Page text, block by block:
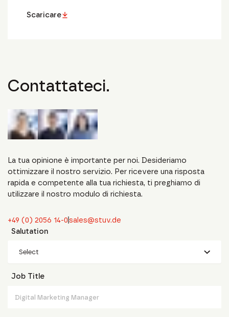
Scaricare
Contattateci.
La tua opinione è importante per noi. Desideriamo
ottimizzare il nostro servizio. Per ricevere una risposta
rapida e competente alla tua richiesta, ti preghiamo di
utilizzare il nostro modulo di richiesta.
+49 (0) 2056 14-0sales@stuv.de
Salutation
Select
Job Title